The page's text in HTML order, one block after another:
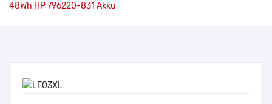
48Wh HP 796220-831 Akku